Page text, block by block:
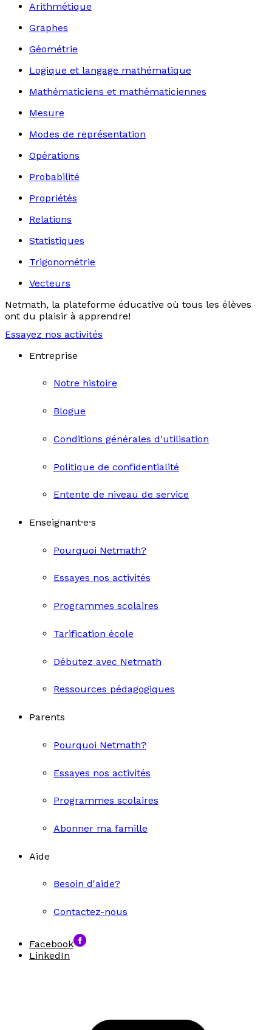
Arithmétique
Graphes
Géométrie
Logique et langage mathématique
Mathématiciens et mathématiciennes
Mesure
Modes de représentation
Opérations
Probabilité
Propriétés
Relations
Statistiques
Trigonométrie
Vecteurs
Netmath, la plateforme éducative où tous les élèves
ont du plaisir à apprendre!
Essayez nos activités
Entreprise
Notre histoire
Blogue
Conditions générales d'utilisation
Politique de confidentialité
Entente de niveau de service
Enseignant·e·s
Pourquoi Netmath?
Essayes nos activités
Programmes scolaires
Tarification école
Débutez avec Netmath
Ressources pédagogiques
Parents
Pourquoi Netmath?
Essayes nos activités
Programmes scolaires
Abonner ma famille
Aide
Besoin d'aide?
Contactez-nous
Facebook
LinkedIn